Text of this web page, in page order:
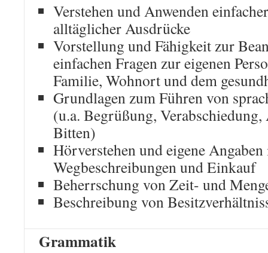
Verstehen und Anwenden
alltäglicher Ausdrücke
Vorstellung und Fähigkeit zur
einfachen Fragen zur eigenen
Familie, Wohnort und dem
Grundlagen zum Führen von
(u.a. Begrüßung, Verabschiedung,
Bitten)
Hörverstehen und eigene
Wegbeschreibungen und Einkauf
Beherrschung von Zeit- und
Beschreibung von
Grammatik